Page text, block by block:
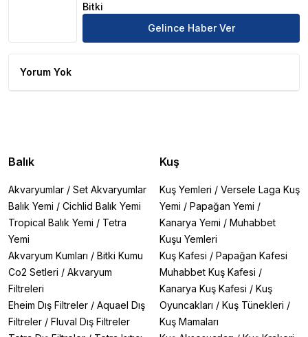
Bitki
Gelince Haber Ver
Yorum Yok
Balık
Akvaryumlar / Set Akvaryumlar
Balık Yemi / Cichlid Balık Yemi
Tropical Balık Yemi / Tetra
Yemi
Akvaryum Kumları / Bitki Kumu
Co2 Setleri / Akvaryum
Filtreleri
Eheim Dış Filtreler / Aquael Dış
Filtreler / Fluval Dış Filtreler
Kuş
Kuş Yemleri / Versele Laga Kuş
Yemi / Papağan Yemi /
Kanarya Yemi / Muhabbet
Kuşu Yemleri
Kuş Kafesi / Papağan Kafesi
Muhabbet Kuş Kafesi /
Kanarya Kuş Kafesi / Kuş
Oyuncakları / Kuş Tünekleri /
Kuş Mamaları